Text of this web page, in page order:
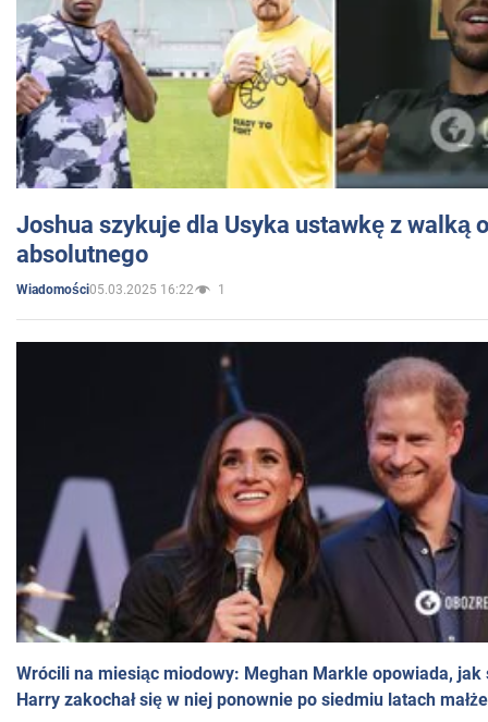
Joshua szykuje dla Usyka ustawkę z walką
absolutnego
Wiadomości05.03.2025 16:22 1
Wrócili na miesiąc miodowy: Meghan Markle opowiada, jak
Harry zakochał się w niej ponownie po siedmiu latach